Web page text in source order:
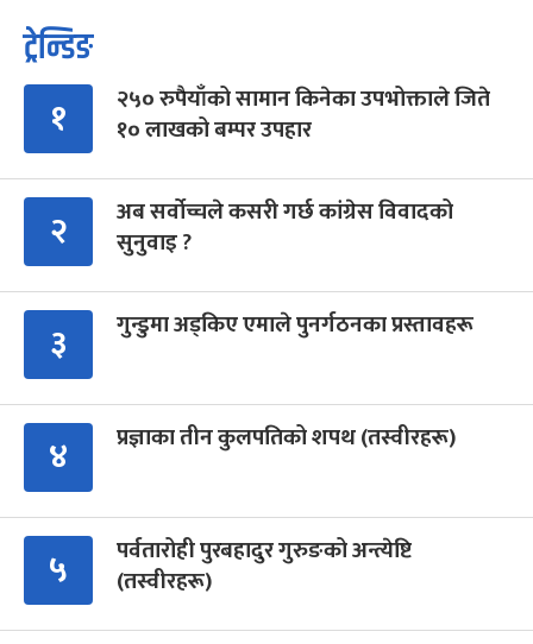
ट्रेन्डिङ
१
२५० रुपैयाँको सामान किनेका उपभोक्ताले जिते
१० लाखको बम्पर उपहार
२
अब सर्वोच्चले कसरी गर्छ कांग्रेस विवादको
सुनुवाइ ?
३ गुन्डुमा अड्किए एमाले पुनर्गठनका प्रस्तावहरू
४ प्रज्ञाका तीन कुलपतिको शपथ (तस्वीरहरू)
५
पर्वतारोही पुरबहादुर गुरुङको अन्त्येष्टि
(तस्वीरहरू)